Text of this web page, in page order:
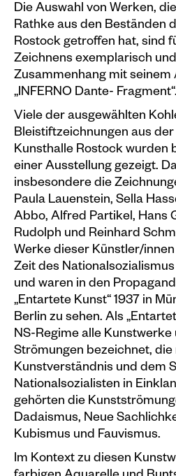
Aktuell
Vorschau
Archiv
Shop
Kataloge
Plakate
Sondereditionen
Editionen
Merchandise
Die Auswahl von Werken,
Rathke aus den Beständen
Rostock getroffen hat, sind
Zeichnens exemplarisch
Zusammenhang mit
„INFERNO Dante- Fragment“.
Viele der ausgewählten
Bleistiftzeichnungen aus
Kunsthalle Rostock wurden
einer Ausstellung gezeigt.
insbesondere die
Paula Lauenstein, Sella
Abbo, Alfred Partikel, Hans
Rudolph und Reinhard
Werke dieser Künstler/
Zeit des
und waren in den
„Entartete Kunst“ 1937 in
Berlin zu sehen. Als
NS-Regime alle
Strömungen bezeichnet,
Kunstverständnis und dem
Nationalsozialisten in
gehörten die
Dadaismus, Neue
Kubismus und Fauvismus.
Im Kontext zu diesen